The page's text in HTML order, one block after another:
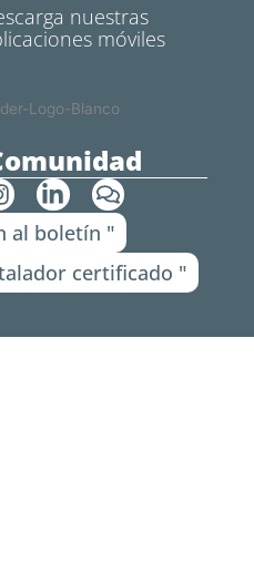
nuestras
móviles
L
i
n
e
C
o
m
e
n
al boletín "
certificado "